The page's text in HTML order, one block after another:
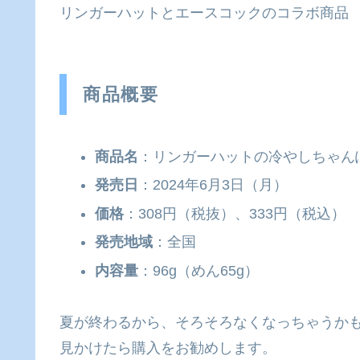
リンガーハットとエースコックのコラボ商品
商品概要
商品名 ：リンガーハットの冷やしちゃん
発売日 ：2024年6月3日（月）
価格：308円（税抜）、333円（税込）
発売地域：全国
内容量：96g（めん65g）
夏が終わるから、そろそろなくなっちゃうか
見かけたら購入をお勧めします。